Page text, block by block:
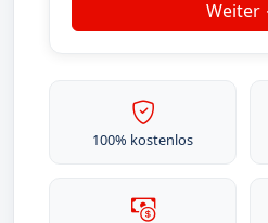
100% kostenlos